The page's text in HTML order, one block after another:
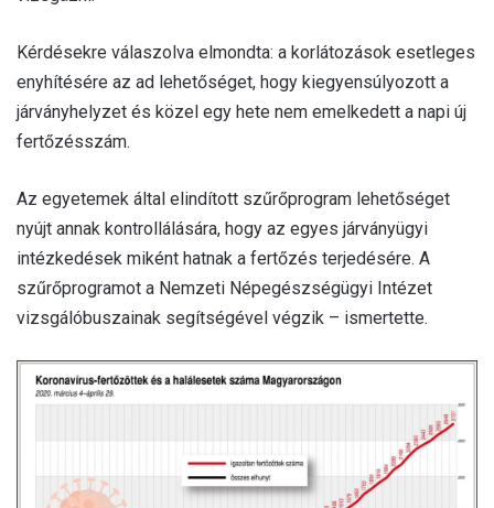
Kérdésekre válaszolva elmondta: a korlátozások esetleges
enyhítésére az ad lehetőséget, hogy kiegyensúlyozott a
járványhelyzet és közel egy hete nem emelkedett a napi új
fertőzésszám.
Az egyetemek által elindított szűrőprogram lehetőséget
nyújt annak kontrollálására, hogy az egyes járványügyi
intézkedések miként hatnak a fertőzés terjedésére. A
szűrőprogramot a Nemzeti Népegészségügyi Intézet
vizsgálóbuszainak segítségével végzik – ismertette.